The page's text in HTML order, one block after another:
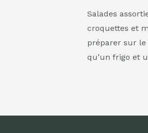
Salades
croquettes et
préparer sur le
qu’un frigo et